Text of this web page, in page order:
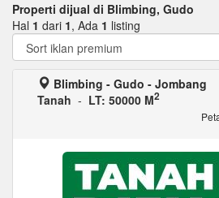
Properti dijual di Blimbing, Gudo
Hal 1 dari 1, Ada 1 listing
Blimbing - Gudo - Jombang
Tanah - LT: 50000 M2